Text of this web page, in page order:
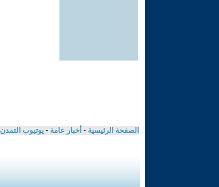
الصفحة الرئيسية - أخبار عامة - يوتيوب التمدن